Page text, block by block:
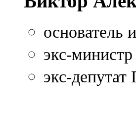
основатель
экс-
экс-